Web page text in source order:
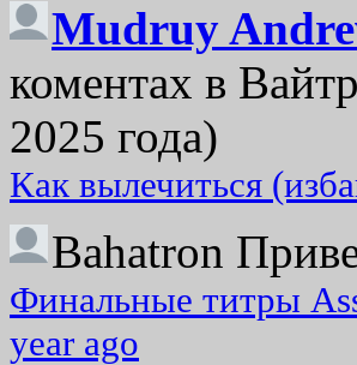
Mudruy
коментах в
2025 года)
Как вылечиться
Bahatron
Финальные титры
year ago